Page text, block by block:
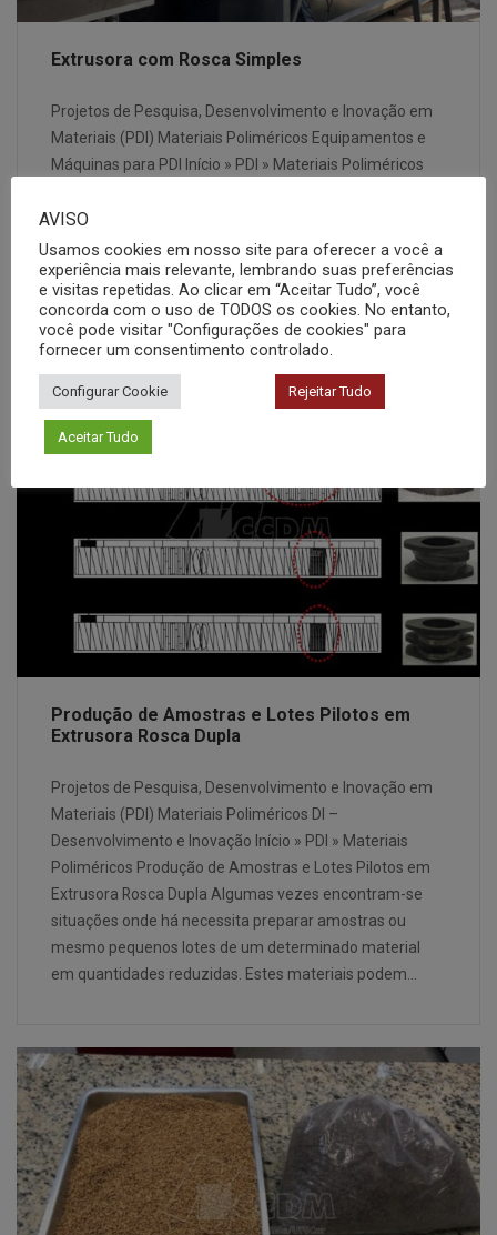
Extrusora com Rosca Simples
Projetos de Pesquisa, Desenvolvimento e Inovação em
Materiais (PDI) Materiais Poliméricos Equipamentos e
Máquinas para PDI Início » PDI » Materiais Poliméricos
simples tem como objetivo principal a obtenção de
produtos perfilados contínuos como placas, tubos,
filmes, revestimentos de fios, cabos e tubos, dentre
outros. A extrusora…
Produção de Amostras e Lotes Pilotos em
Extrusora Rosca Dupla
Projetos de Pesquisa, Desenvolvimento e Inovação em
Materiais (PDI) Materiais Poliméricos DI –
Desenvolvimento e Inovação Início » PDI » Materiais
Poliméricos Produção de Amostras e Lotes Pilotos em
Extrusora Rosca Dupla Algumas vezes encontram-se
situações onde há necessita preparar amostras ou
mesmo pequenos lotes de um determinado material
em quantidades reduzidas. Estes materiais podem…
AVISO
Usamos cookies em nosso site para oferecer a você a
experiência mais relevante, lembrando suas preferências
e visitas repetidas. Ao clicar em “Aceitar Tudo”, você
concorda com o uso de TODOS os cookies. No entanto,
você pode visitar "Configurações de cookies" para
fornecer um consentimento controlado.
Configurar Cookie Rejeitar Tudo
Aceitar Tudo